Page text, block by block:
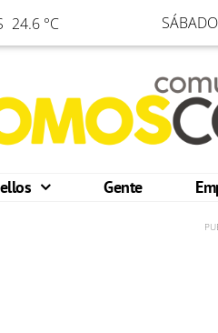
24.6 °C
Gente